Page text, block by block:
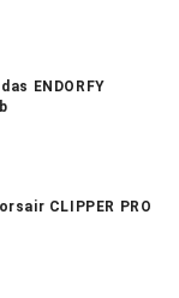
ENDORFY
CLIPPER PRO